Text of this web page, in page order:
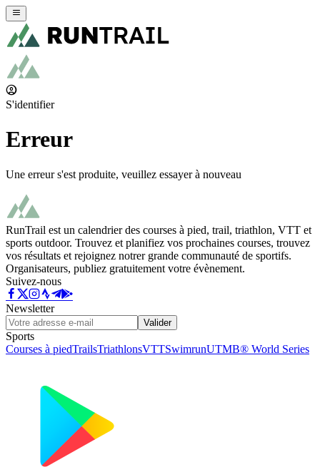
S'identifier
Erreur
Une erreur s'est produite, veuillez essayer à nouveau
RunTrail est un calendrier des courses à pied, trail, triathlon, VTT et
sports outdoor. Trouvez et planifiez vos prochaines courses, trouvez
vos résultats et rejoignez notrer grande communauté de sportifs.
Organisateurs, publiez gratuitement votre évènement.
Suivez-nous
Newsletter
Valider
Sports
Courses à piedTrailsTriathlonsVTTSwimrunUTMB® World Series